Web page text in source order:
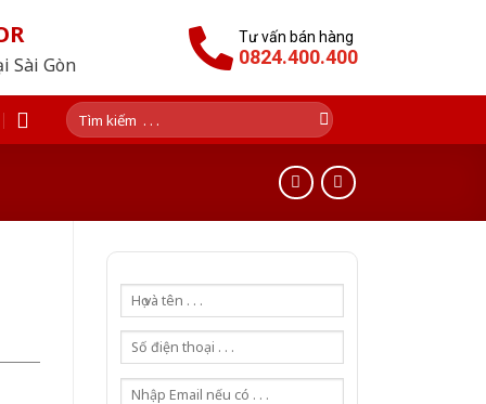
Sài Gòn
Tư vấn bán hàng
0824.400.400
Tìm
kiếm: